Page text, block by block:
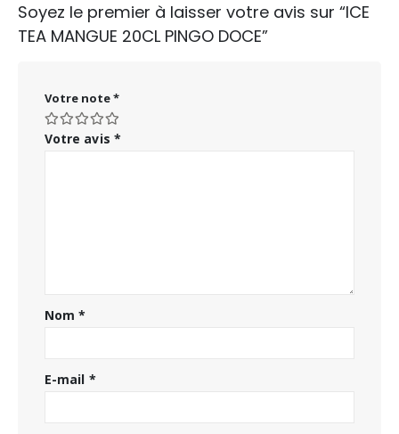
Soyez le premier à laisser votre avis sur “ICE
TEA MANGUE 20CL PINGO DOCE”
Votre note*
Votre avis *
Nom*
E-mail *